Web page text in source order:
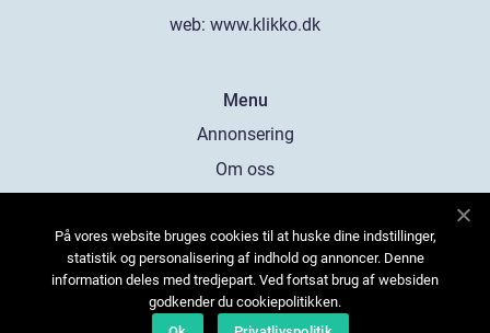
web: www.klikko.dk
Menu
Annonsering
Om oss
Kontakta oss
Sitemap
På vores website bruges cookies til at huske dine indstillinger,
statistik og personalisering af indhold og annoncer. Denne
information deles med tredjepart. Ved fortsat brug af websiden
godkender du cookiepolitikken.